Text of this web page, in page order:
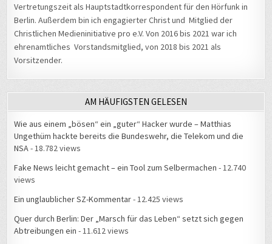
Vertretungszeit als Hauptstadtkorrespondent für den Hörfunk in
Berlin. Außerdem bin ich engagierter Christ und Mitglied der
Christlichen Medieninitiative pro e.V. Von 2016 bis 2021 war ich
ehrenamtliches Vorstandsmitglied, von 2018 bis 2021 als
Vorsitzender.
AM HÄUFIGSTEN GELESEN
Wie aus einem „bösen“ ein „guter“ Hacker wurde – Matthias
Ungethüm hackte bereits die Bundeswehr, die Telekom und die
NSA- 18.782 views
Fake News leicht gemacht – ein Tool zum Selbermachen - 12.740
views
Ein unglaublicher SZ-Kommentar- 12.425 views
Quer durch Berlin: Der „Marsch für das Leben“ setzt sich gegen
Abtreibungen ein - 11.612 views